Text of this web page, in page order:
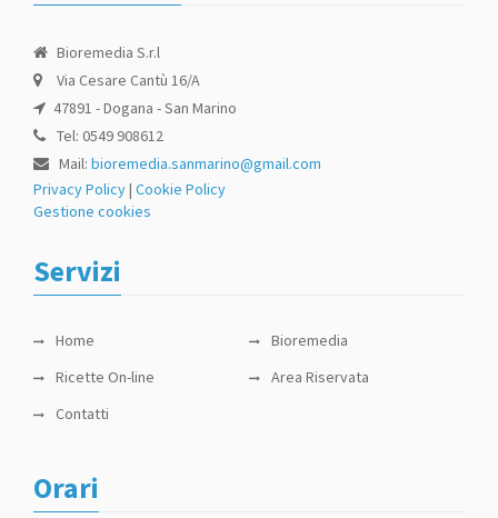
Bioremedia S.r.l
Via Cesare Cantù 16/A
47891 - Dogana - San Marino
Tel: 0549 908612
Mail: bioremedia.sanmarino@gmail.com
Privacy Policy| Cookie Policy
Gestione cookies
Servizi
Home
Bioremedia
Ricette On-line
Area Riservata
Contatti
Orari